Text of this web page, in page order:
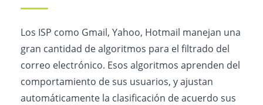
Los ISP como Gmail, Yahoo, Hotmail manejan una
gran cantidad de algoritmos para el filtrado del
correo electrónico. Esos algoritmos aprenden del
comportamiento de sus usuarios, y ajustan
automáticamente la clasificación de acuerdo sus